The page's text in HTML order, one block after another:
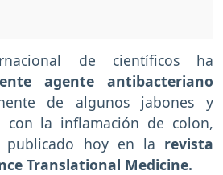
de científicos ha
agente antibacteriano
de algunos jabones y
con la inflamación de colon,
publicado hoy en la revista
Translational Medicine.